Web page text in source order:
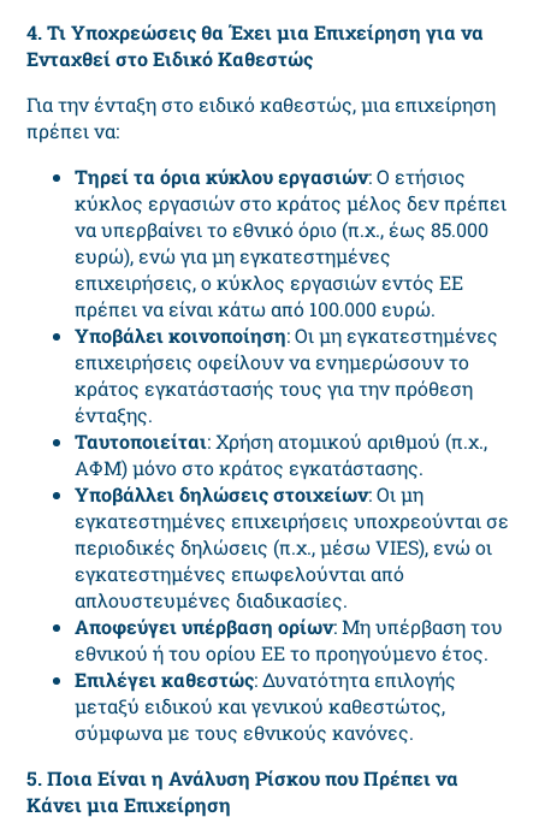
4. Τι Υποχρεώσεις θα Έχει μια Επιχείρηση για να
Ενταχθεί στο Ειδικό Καθεστώς
Για την ένταξη στο ειδικό καθεστώς, μια επιχείρηση
πρέπει να:
Τηρεί τα όρια κύκλου εργασιών: Ο ετήσιος
κύκλος εργασιών στο κράτος μέλος δεν πρέπει
να υπερβαίνει το εθνικό όριο (π.χ., έως 85.000
ευρώ), ενώ για μη εγκατεστημένες
επιχειρήσεις, ο κύκλος εργασιών εντός ΕΕ
πρέπει να είναι κάτω από 100.000 ευρώ.
Υποβάλει κοινοποίηση: Οι μη εγκατεστημένες
επιχειρήσεις οφείλουν να ενημερώσουν το
κράτος εγκατάστασής τους για την πρόθεση
ένταξης.
Ταυτοποιείται: Χρήση ατομικού αριθμού (π.χ.,
ΑΦΜ) μόνο στο κράτος εγκατάστασης.
Υποβάλλει δηλώσεις στοιχείων: Οι μη
εγκατεστημένες επιχειρήσεις υποχρεούνται σε
περιοδικές δηλώσεις (π.χ., μέσωVIES), ενώ οι
εγκατεστημένες επωφελούνται από
απλουστευμένες διαδικασίες.
Αποφεύγει υπέρβαση ορίων: Μη υπέρβαση του
εθνικού ή του ορίου ΕΕ το προηγούμενο έτος.
Επιλέγει καθεστώς: Δυνατότητα επιλογής
μεταξύ ειδικού και γενικού καθεστώτος,
σύμφωνα με τους εθνικούς κανόνες.
5. Ποια Είναι η Ανάλυση Ρίσκου που Πρέπει να
Κάνει μια Επιχείρηση